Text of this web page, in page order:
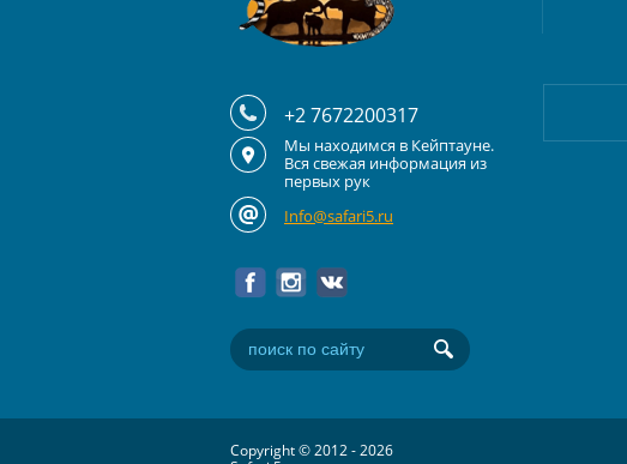
+2 7672200317
Мы находимся в Кейптауне.
Вся свежая информация из
первых рук
Info@safari5.ru
Copyright © 2012 - 2026